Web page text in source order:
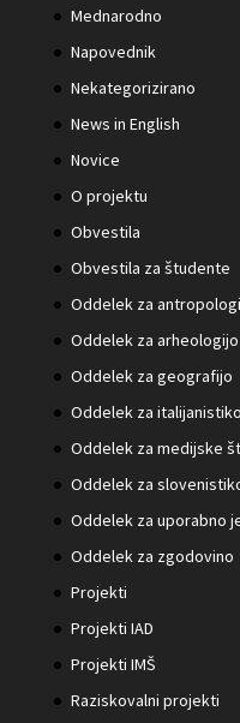
Mednarodno
Napovednik
Nekategorizirano
News in English
Novice
O projektu
Obvestila
Obvestila za študente
Oddelek za
Oddelek za
Oddelek za geografijo
Oddelek za italijanistiko
Oddelek za medijske
Oddelek za
Oddelek za uporabno
Oddelek za zgodovino
Projekti
Projekti IAD
Projekti IMŠ
Raziskovalni projekti